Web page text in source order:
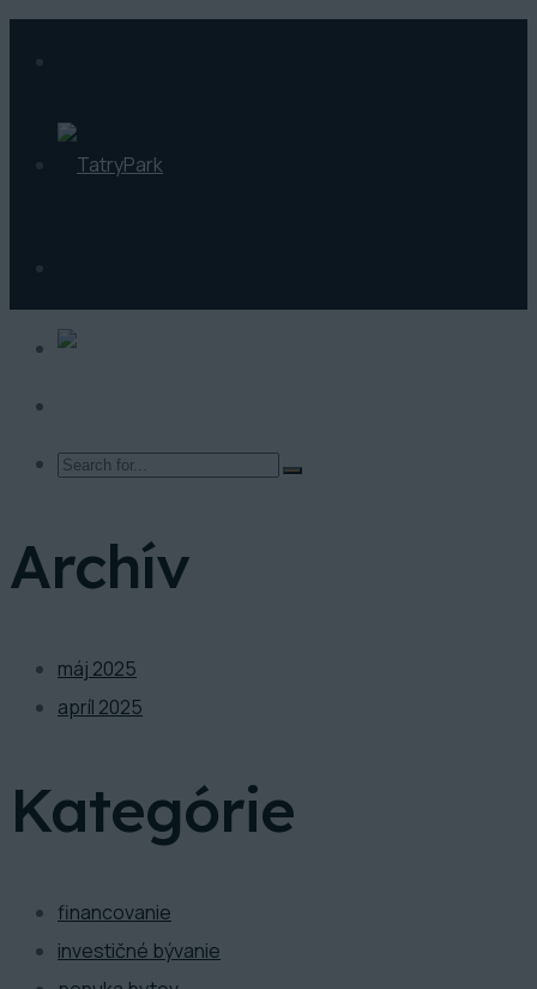
Archív
máj 2025
apríl 2025
Kategórie
financovanie
investičné bývanie